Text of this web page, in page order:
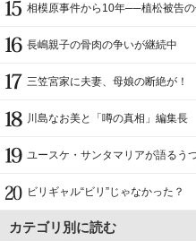
相模原事件から10年──植松被告
長嶋親子の骨肉の争いが継続中
三笠宮家に夫妻、母娘の断絶が！
川島なお美と「噂の真相」編集長
ユースケ・サンタマリアが語るう
ビリギャル“ビリ”じゃなかった？
カテゴリ別に読む